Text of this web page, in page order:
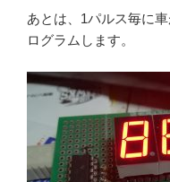
あとは、1パルス毎に
ログラムします。